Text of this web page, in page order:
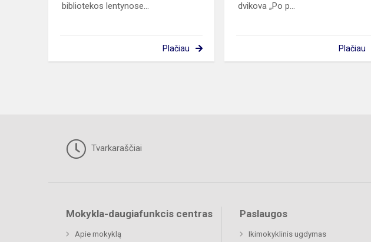
bibliotekos lentynose...
Plačiau
dvikova „Po p...
Plačiau
Tvarkaraščiai
Mokykla-daugiafunkcis centras
Apie mokyklą
Paslaugos
Ikimokyklinis ugdymas